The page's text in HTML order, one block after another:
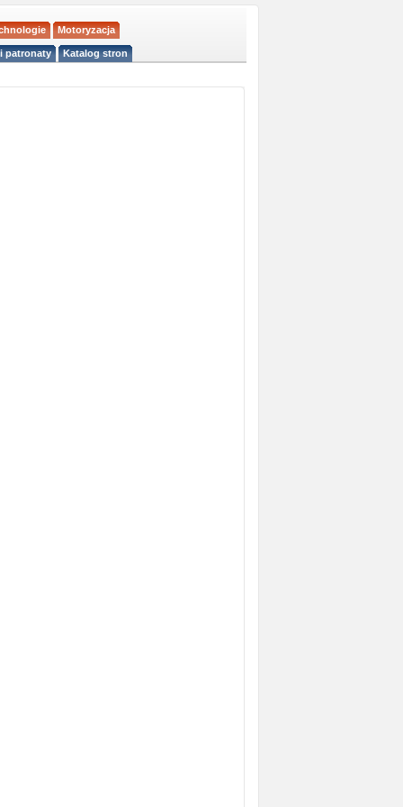
Motoryzacja
patronaty Katalog stron